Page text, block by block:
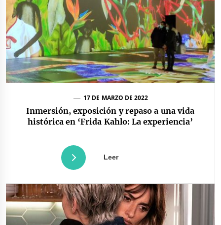
17 DE MARZO DE 2022
Inmersión, exposición y repaso a una vida
histórica en ‘Frida Kahlo: La experiencia’
Leer